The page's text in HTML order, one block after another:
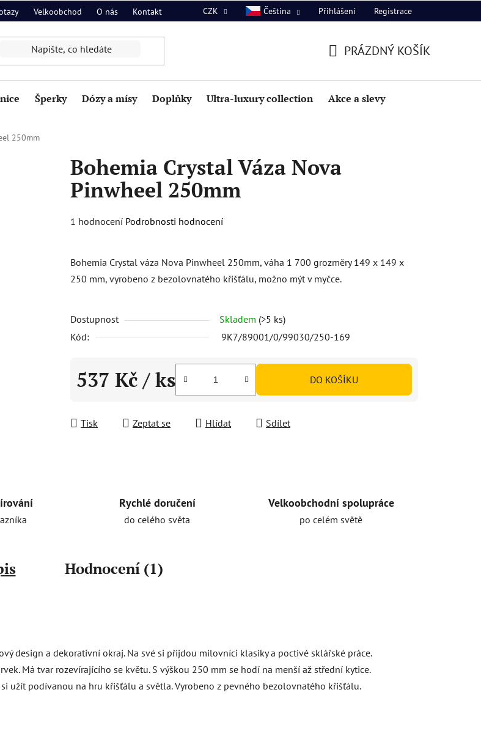
Velkoobchod O nás Kontakt CZK Čeština Přihlášení Registrace
KOŠÍK
PRÁZDNÝ KOŠÍK
Šperky Dózy a mísy Doplňky Ultra-luxury collection Akce a slevy
250mm
Bohemia Crystal Váza Nova
Pinwheel 250mm
Průměrné
je
5,0
5
hvězdiček.
1 hodnocení Podrobnosti hodnocení
Bohemia Crystal váza Nova Pinwheel 250mm, váha 1 700 grozměry 149 x 149 x
250 mm, vyrobeno z bezolovnatého křišťálu, možno mýt v myčce.
Dostupnost Skladem (>5 ks)
Kód:
9K7/89001/0/99030/250-169
537 Kč / ks DO KOŠÍKU
Tisk Zeptat se Hlídat Sdílet
Rychlé doručení
do celého světa
Velkoobchodní spolupráce
po celém světě
Hodnocení (1)
design a dekorativní okraj. Na své si přijdou milovníci klasiky a poctivé sklářské práce.
Má tvar rozevírajícího se květu. S výškou 250 mm se hodí na menší až střední kytice.
užít podívanou na hru křišťálu a světla. Vyrobeno z pevného bezolovnatého křišťálu.